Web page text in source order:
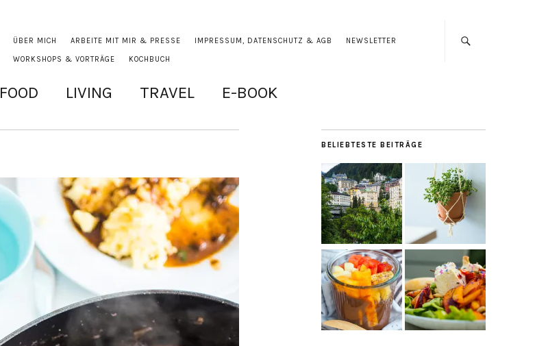
ÜBER MICH ARBEITE MIT MIR & PRESSE IMPRESSUM, DATENSCHUTZ & AGB NEWSLETTER
WORKSHOPS & VORTRÄGE KOCHBUCH
FOOD LIVING TRAVEL E-BOOK
BELIEBTESTE BEITRÄGE